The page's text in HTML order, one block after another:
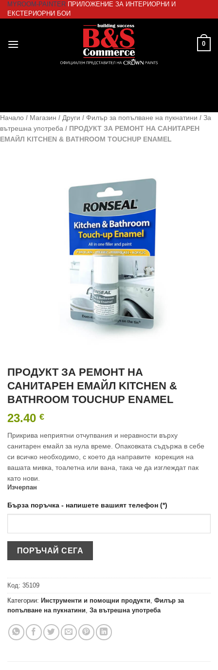
Skip
to
MYROOM-PAINTER ПРИЛОЖЕНИЕ ЗА ИНТЕРИОРНИ И
ЕКСТЕРИОРНИ БОИ
0
Начало / Магазин / Други / Филър за попълване на пукнатини / За
вътрешна употреба / ПРОДУКТ ЗА РЕМОНТ НА САНИТАРЕН
ЕМАЙЛ KITCHEN & BATHROOM TOUCHUP ENAMEL
ПРОДУКТ ЗА РЕМОНТ НА
САНИТАРЕН ЕМАЙЛ KITCHEN &
BATHROOM TOUCHUP ENAMEL
23.40 €
Прикрива неприятни отчупвания и неравности върху
санитарен емайл за нула време. Опаковката съдържа в себе
си всичко необходимо, с което да направите корекция на
вашата мивка, тоалетна или вана, така че да изглеждат пак
като нови.
Изчерпан
Бърза поръчка - напишете вашият телефон (*)
Код: 35109
Категории: Инструменти и помощни продукти, Филър за
попълване на пукнатини, За вътрешна употреба